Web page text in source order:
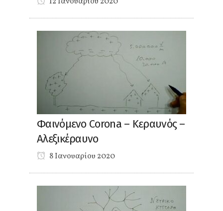
Φαινόμενο Corona – Κεραυνός –
Αλεξικέραυνο
8 Ιανουαρίου 2020